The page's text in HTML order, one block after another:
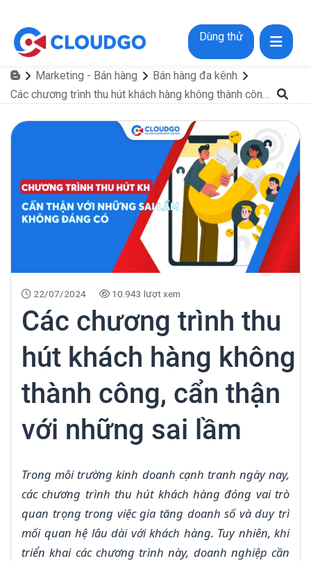
Dùng thử
Marketing - Bán hàng
Bán hàng đa kênh
Các chương trình thu hút khách hàng không thành công, cẩn thận với những sai lầm
22/07/2024 10.943 lượt xem
Các chương trình thu
hút khách hàng không
thành công, cẩn thận
với những sai lầm
Trong môi trường kinh doanh cạnh tranh ngày nay,
các chương trình thu hút khách hàng đóng vai trò
quan trọng trong việc gia tăng doanh số và duy trì
mối quan hệ lâu dài với khách hàng. Tuy nhiên, khi
triển khai các chương trình này, doanh nghiệp cần